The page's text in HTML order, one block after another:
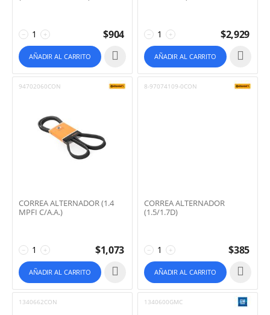
+
− $904
AÑADIR AL CARRITO
+
− $2,929
AÑADIR AL CARRITO
94702060CON
CORREA ALTERNADOR (1.4
MPFI C/A.A.)
+
− $1,073
AÑADIR AL CARRITO
8-97074109-0CON
CORREA ALTERNADOR
(1.5/1.7D)
+
− $385
AÑADIR AL CARRITO
1340662CON 1340600GMC